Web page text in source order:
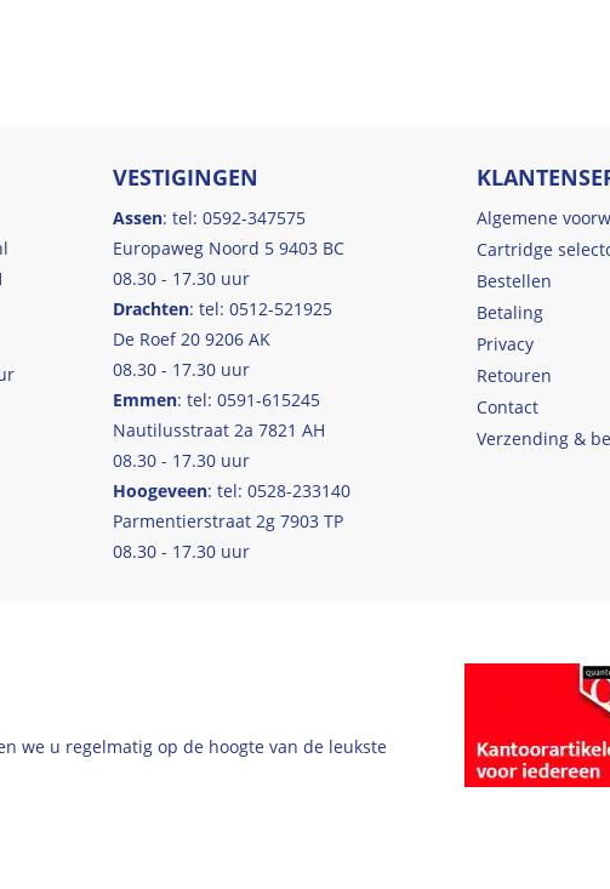
VESTIGINGEN
Assen: tel: 0592-347575
Europaweg Noord 5 9403 BC
08.30 - 17.30 uur
Drachten: tel: 0512-521925
De Roef 20 9206 AK
08.30 - 17.30 uur
Emmen: tel: 0591-615245
Nautilusstraat 2a 7821 AH
08.30 - 17.30 uur
Hoogeveen: tel: 0528-233140
Parmentierstraat 2g 7903 TP
08.30 - 17.30 uur
Algemene
Cartridge
Bestellen
Betaling
Privacy
Retouren
Contact
Verzending &
we u regelmatig op de hoogte van de leukste